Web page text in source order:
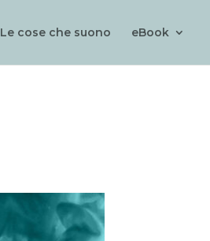
Le cose che suono eBook